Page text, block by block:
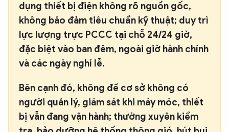
dụng thiết bị điện không rõ nguồn gốc,
không bảo đảm tiêu chuẩn kỹ thuật; duy trì
lực lượng trực PCCC tại chỗ 24/24 giờ,
đặc biệt vào ban đêm, ngoài giờ hành chính
và các ngày nghỉ lễ.
Bên cạnh đó, không để cơ sở không có
người quản lý, giám sát khi máy móc, thiết
bị vẫn đang vận hành; thường xuyên kiểm